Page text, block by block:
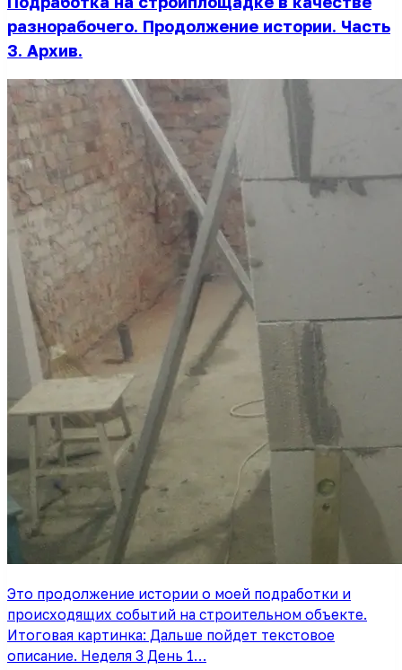
разнорабочего. Продолжение истории. Часть
3. Архив.
Это продолжение истории о моей подработки и
происходящих событий на строительном объекте.
Итоговая картинка: Дальше пойдет текстовое
описание. Неделя 3 День 1…